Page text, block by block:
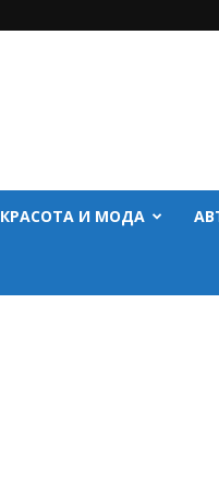
КРАСОТА И МОДА